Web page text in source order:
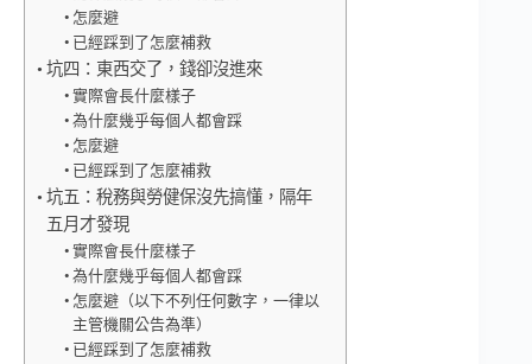
怎麼避
已經踩到了怎麼補救
坑四：東西交了，錢卻沒進來
實際會長什麼樣子
為什麼幾乎每個人都會踩
怎麼避
已經踩到了怎麼補救
坑五：稅務與勞健保沒先搞懂，隔年
五月才發現
實際會長什麼樣子
為什麼幾乎每個人都會踩
怎麼避（以下不列任何數字，一律以
主管機關公告為準）
已經踩到了怎麼補救